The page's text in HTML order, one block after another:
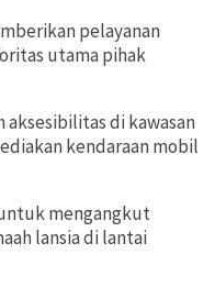
pelayanan
utama pihak
di kawasan
kendaraan mobil
mengangkut
lansia di lantai